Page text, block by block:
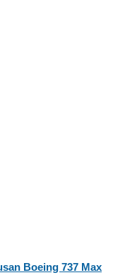
Boeing 737 Max